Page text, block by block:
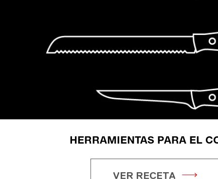
HERRAMIENTAS PARA EL
VER RECETA